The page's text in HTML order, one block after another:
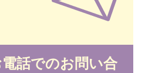
話でのお問い合